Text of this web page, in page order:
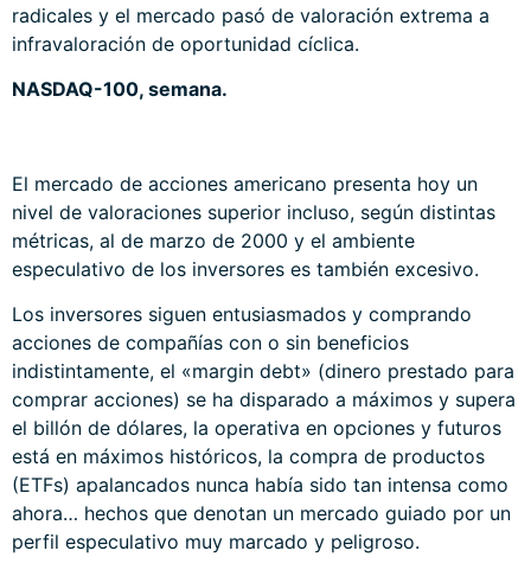
radicales y el mercado pasó de valoración extrema a
infravaloración de oportunidad cíclica.
NASDAQ-100, semana.
El mercado de acciones americano presenta hoy un
nivel de valoraciones superior incluso, según distintas
métricas, al de marzo de 2000 y el ambiente
especulativo de los inversores es también excesivo.
Los inversores siguen entusiasmados y comprando
acciones de compañías con o sin beneficios
indistintamente, el «margin debt» (dinero prestado para
comprar acciones) se ha disparado a máximos y supera
el billón de dólares, la operativa en opciones y futuros
está en máximos históricos, la compra de productos
(ETFs) apalancados nunca había sido tan intensa como
ahora… hechos que denotan un mercado guiado por un
perfil especulativo muy marcado y peligroso.